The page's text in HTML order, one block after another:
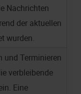
Nachrichten
der aktuellen
wurden.
und Terminieren
verbleibende
Eine